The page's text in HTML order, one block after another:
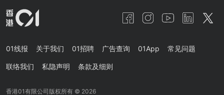
01线报 关于我们 01招聘 广告查询 01App 常见问题
联络我们 私隐声明 条款及细则
香港01有限公司版权所有 © 2026